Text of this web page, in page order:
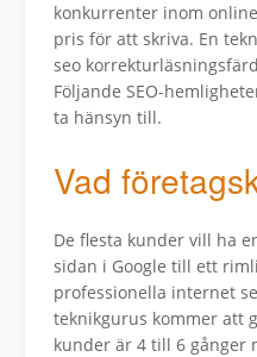
konkurrenter inom
pris för att skriva. En
seo
Följande SEO-
ta hänsyn till.
Vad
De flesta kunder vill ha
sidan i Google till ett
professionella internet
teknikgurus kommer att
kunder är 4 till 6 gånger